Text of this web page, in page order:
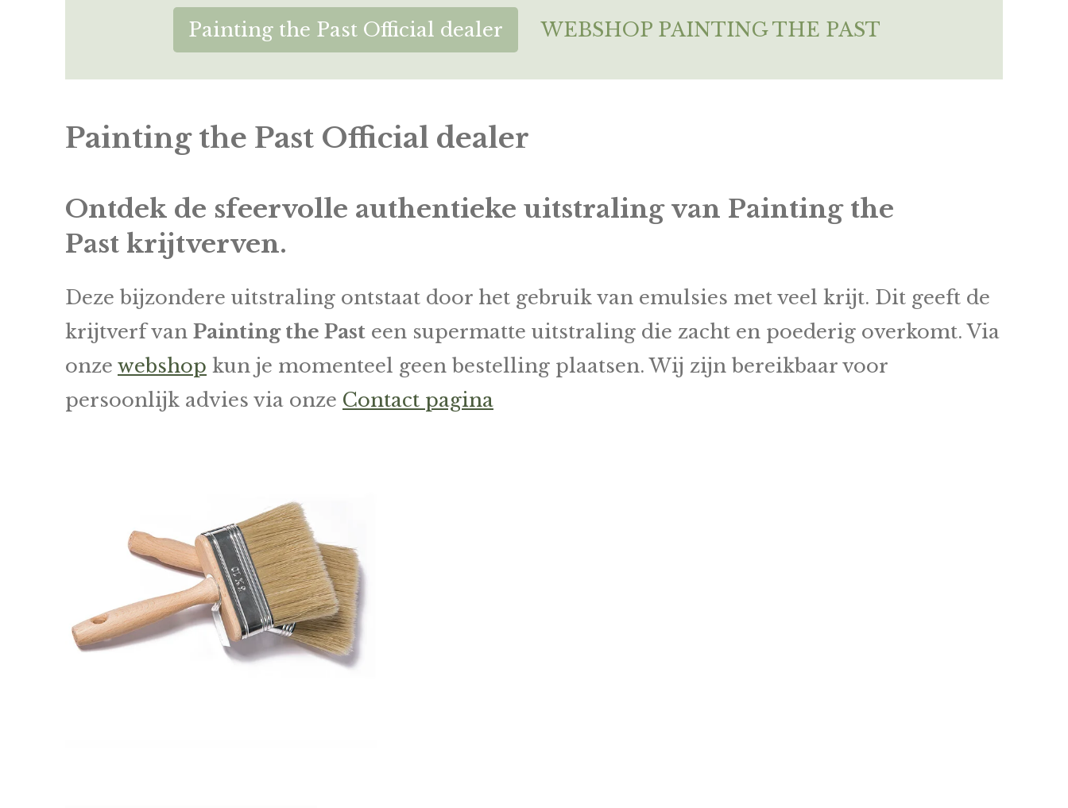
Painting the Past Official dealer WEBSHOP PAINTING THE PAST
Painting the Past Official dealer
Ontdek de sfeervolle authentieke uitstraling van Painting the
Past krijtverven.
Deze bijzondere uitstraling ontstaat door het gebruik van emulsies met veel krijt. Dit geeft de
krijtverf van Painting the Past een supermatte uitstraling die zacht en poederig overkomt. Via
onze webshop kun je momenteel geen bestelling plaatsen. Wij zijn bereikbaar voor
persoonlijk advies via onze Contact pagina